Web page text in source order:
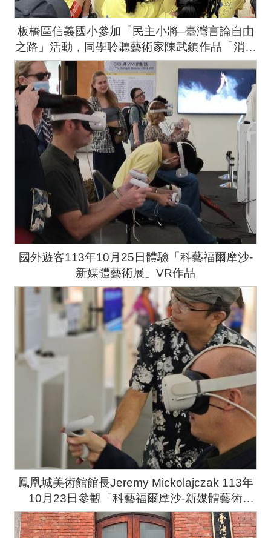
板橋區信義國小參加「民主小將–臺灣言論自由
之路」活動，同學聆聽藝術家陳武鎮作品「消失
的家人」導覽解說。
國外遊客113年10月25日體驗「科藝福爾摩沙-
新媒體藝術展」VR作品
鳳凰城美術館館長Jeremy Mickolajczak 113年
10月23日參觀「科藝福爾摩沙-新媒體藝術
展」，策展人黃心健為館長介紹VR作品